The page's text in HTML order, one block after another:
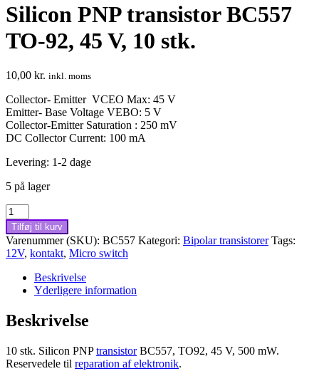
Silicon PNP transistor BC557
TO-92, 45 V, 10 stk.
10,00 kr. inkl. moms
Collector- Emitter VCEO Max: 45 V
Emitter- Base Voltage VEBO: 5 V
Collector-Emitter Saturation : 250 mV
DC Collector Current: 100 mA
Levering: 1-2 dage
5 på lager
Silicon
PNP
transistor
BC557
TO-
10
stk.
Tilføj til kurv
Varenummer (SKU): BC557 Kategori: Bipolar transistorer Tags:
12V, kontakt, Micro switch
Beskrivelse
Yderligere information
Beskrivelse
10 stk. Silicon PNPtransistorBC557, TO92, 45 V, 500 mW.
Reservedele til reparation af elektronik.